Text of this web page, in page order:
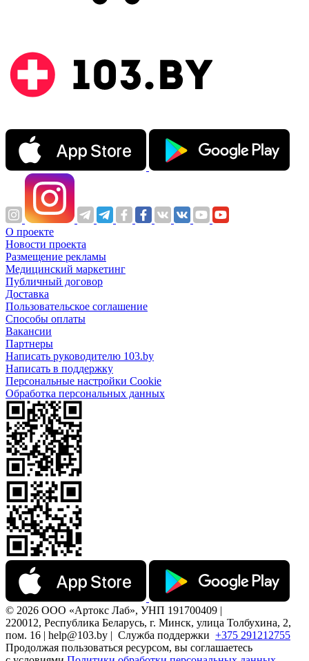
О проекте
Новости проекта
Размещение рекламы
Медицинский маркетинг
Публичный договор
Доставка
Пользовательское соглашение
Способы оплаты
Вакансии
Партнеры
Написать руководителю 103.by
Написать в поддержку
Персональные настройки Cookie
Обработка персональных данных
© 2026 ООО «Артокс Лаб», УНП 191700409 |
220012, Республика Беларусь, г. Минск, улица Толбухина, 2,
пом. 16 | help@103.by | Служба поддержки +375 291212755
Продолжая пользоваться ресурсом, вы соглашаетесь